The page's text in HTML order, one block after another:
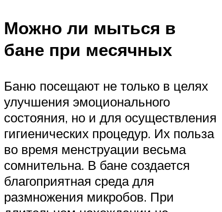
Можно ли мыться в
бане при месячных
Баню посещают не только в целях
улучшения эмоционального
состояния, но и для осуществления
гигиенических процедур. Их польза
во время менструации весьма
сомнительна. В бане создается
благоприятная среда для
размножения микробов. При